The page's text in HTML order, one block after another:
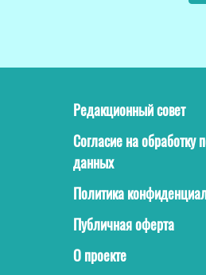
Редакционный совет
Согласие на обработку
данных
Политика
Публичная оферта
О проекте